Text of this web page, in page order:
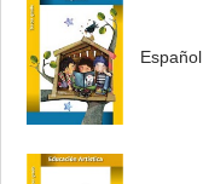
Español